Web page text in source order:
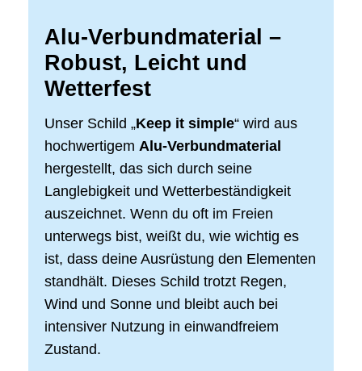
Alu-Verbundmaterial –
Robust, Leicht und
Wetterfest
Unser Schild „Keep it simple“ wird aus
hochwertigem Alu-Verbundmaterial
hergestellt, das sich durch seine
Langlebigkeit und Wetterbeständigkeit
auszeichnet. Wenn du oft im Freien
unterwegs bist, weißt du, wie wichtig es
ist, dass deine Ausrüstung den Elementen
standhält. Dieses Schild trotzt Regen,
Wind und Sonne und bleibt auch bei
intensiver Nutzung in einwandfreiem
Zustand.